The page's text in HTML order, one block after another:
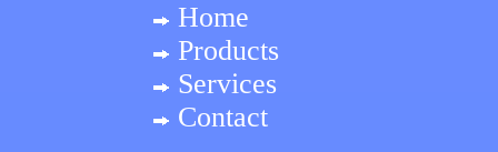
Home
Products
Services
Contact